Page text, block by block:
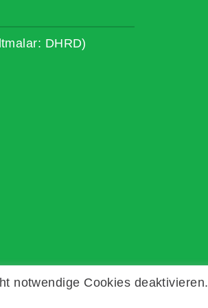
DHRD)
notwendige Cookies deaktivieren.